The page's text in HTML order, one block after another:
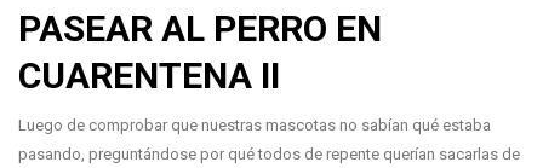
PASEAR AL PERRO EN
CUARENTENA II
Luego de comprobar que nuestras mascotas no sabían qué estaba
pasando, preguntándose por qué todos de repente querían sacarlas de